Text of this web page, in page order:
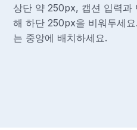
상단 약 250px, 캡션 입력과
해 하단 250px을 비워두세
는 중앙에 배치하세요.